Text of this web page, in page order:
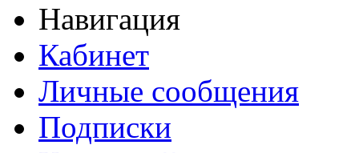
Навигация
Кабинет
Личные сообщения
Подписки